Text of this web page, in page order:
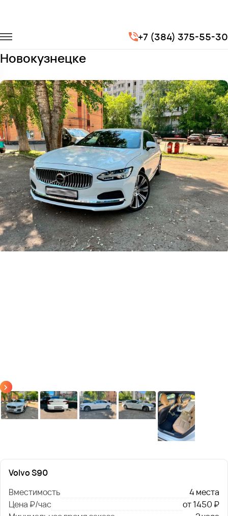
+7 (384) 375-55-30
Легковые автомобили
Заказать Volvo S90 с водителем в
Новокузнецке
Volvo S90
Вместимость
4 места
Цена ₽/час
от 1450 ₽